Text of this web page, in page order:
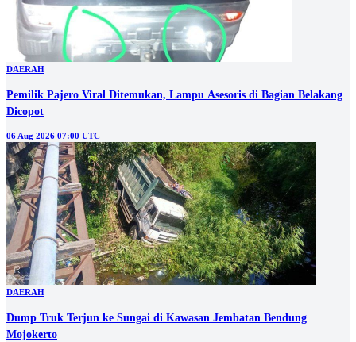
DAERAH
Pemilik Pajero Viral Ditemukan, Lampu Asesoris di Bagian Belakang
Dicopot
06 Aug 2026 07:00 UTC
DAERAH
Dump Truk Terjun ke Sungai di Kawasan Jembatan Bendung
Mojokerto